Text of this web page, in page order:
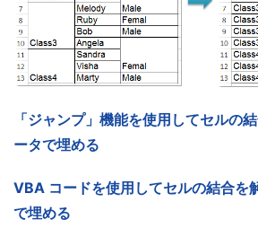
「ジャンプ」機能を使用してセルの
ータで埋める
VBA コードを使用してセルの結合を
で埋める